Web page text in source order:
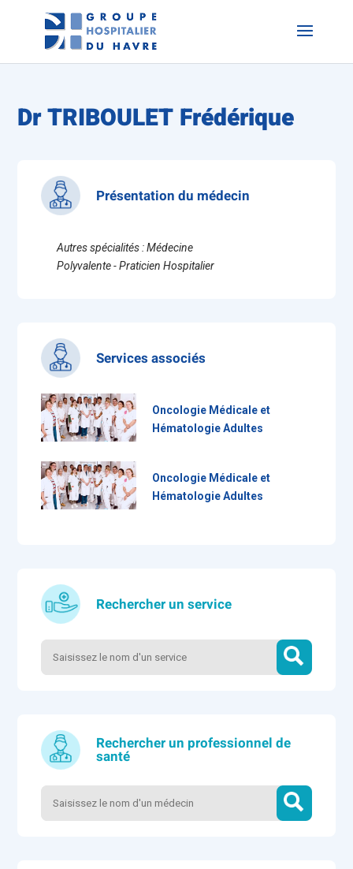
Dr TRIBOULET Frédérique
Présentation du médecin
Autres spécialités : Médecine
Polyvalente - Praticien Hospitalier
Services associés
Oncologie Médicale et
Hématologie Adultes
Oncologie Médicale et
Hématologie Adultes
Rechercher un service
Rechercher un professionnel de
santé